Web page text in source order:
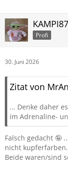
Profi
30. Juni 2026
Zitat von
... Denke daher
im Adrenaline-
Falsch gedacht 🤪
nicht
Beide waren/sind